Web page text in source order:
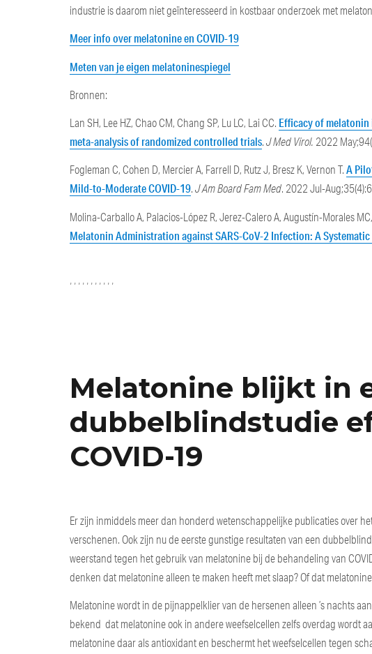
industrie is daarom niet geïnteresseerd in kostbaar onderzoek met
Meer info over melatonine en COVID-19
Meten van je eigen melatoninespiegel
Bronnen:
Lan SH, Lee HZ, Chao CM, Chang SP, Lu LC, Lai CC. Efficacy of
meta-analysis of randomized controlled trials.J Med Virol. 2022
Fogleman C, Cohen D, Mercier A, Farrell D, Rutz J, Bresz K, Vernon T.A
Mild-to-Moderate COVID-19.J Am Board Fam Med. 2022 Jul-
Molina-Carballo A, Palacios-López R, Jerez-Calero A, Augustín-Morales
Melatonin Administration against SARS-CoV-2 Infection: A Systematic
Melatonine blijkt in
dubbelblindstudie
COVID-19
Er zijn inmiddels meer dan honderd wetenschappelijke publicaties over
verschenen. Ook zijn nu de eerste gunstige resultaten van een
weerstand tegen het gebruik van melatonine bij de behandeling van
denken dat melatonine alleen te maken heeft met slaap? Of dat
Melatonine wordt in de pijnappelklier van de hersenen alleen ’s nachts
bekend dat melatonine ook in andere weefselcellen zelfs overdag wordt
melatonine daar als antioxidant en beschermt het weefselcellen tegen